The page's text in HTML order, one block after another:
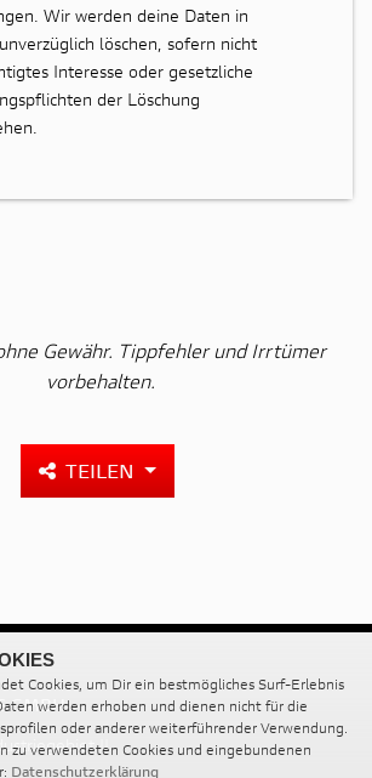
Wir werden deine Daten in
löschen, sofern nicht
Interesse oder gesetzliche
der Löschung
Gewähr. Tippfehler und Irrtümer
vorbehalten.
TEILEN
GMBH
II
Cookies, um Dir ein bestmögliches Surf-Erlebnis
werden erhoben und dienen nicht für die
oder anderer weiterführender Verwendung.
zu verwendeten Cookies und eingebundenen
Datenschutzerklärung